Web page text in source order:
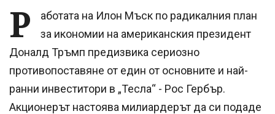
Р
аботата на Илон Мъск по радикалния план
за икономии на американския президент
Доналд Тръмп предизвика сериозно
противопоставяне от един от основните и най-
ранни инвеститори в „Тесла“ - Рос Гербър.
Акционерът настоява милиардерът да си подаде